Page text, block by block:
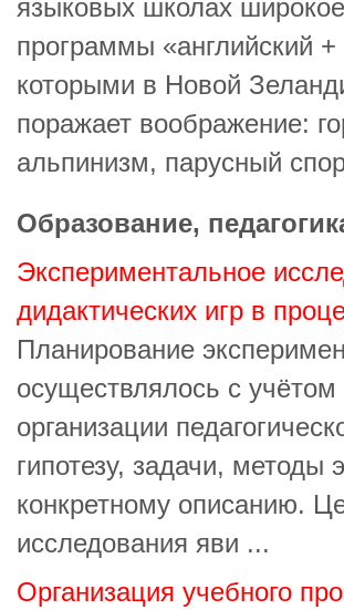
языковых школах
программы «английский
которыми в Новой
поражает воображение:
альпинизм, парусный
Образование,
Экспериментальное
дидактических игр в
Планирование
осуществлялось с
организации
гипотезу, задачи,
конкретному описанию.
исследования яви ...
Организация учебного